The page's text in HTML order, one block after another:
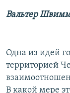
Вальтер
Одна из идей
территорией
В какой мере